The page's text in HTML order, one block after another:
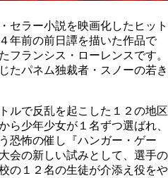
セラー小説を映画化したヒット
年前の前日譚を描いた作品で
フランシス・ローレンスです。
たパネム独裁者・スノーの若き
ルで反乱を起こした１２の地区
ら少年少女が１名ずつ選ばれ、
恐怖の催し『ハンガー・ゲー
会の新しい試みとして、選手の
の１２名の生徒が介添え役をや